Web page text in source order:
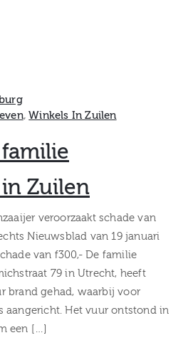
‚Winkels In Zuilen
Zuilen
veroorzaakt schade van
Nieuwsblad van 19 januari
van f300,- De familie
79 in Utrecht, heeft
brand gehad, waarbij voor
aangericht. Het vuur ontstond in
een […]